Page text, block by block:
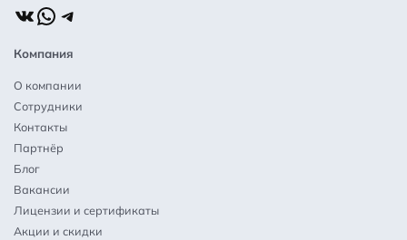
ВКонтакте
WhatsApp
Telegram
Компания
О компании
Сотрудники
Контакты
Партнёр
Блог
Вакансии
Лицензии и сертификаты
Акции и скидки